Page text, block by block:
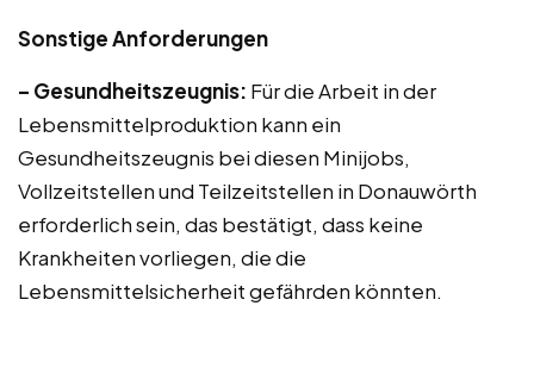
Sonstige Anforderungen
– Gesundheitszeugnis: Für die Arbeit in der
Lebensmittelproduktion kann ein
Gesundheitszeugnis bei diesen Minijobs,
Vollzeitstellen und Teilzeitstellen in Donauwörth
erforderlich sein, das bestätigt, dass keine
Krankheiten vorliegen, die die
Lebensmittelsicherheit gefährden könnten.